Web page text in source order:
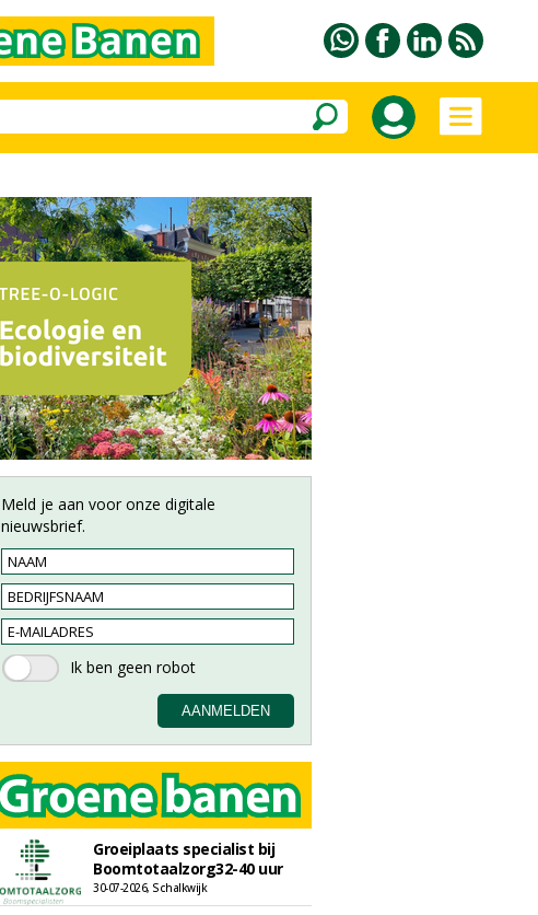
Meld je aan voor onze digitale
nieuwsbrief.
Groeiplaats specialist bij
Boomtotaalzorg32-40 uur
30-07-2026, Schalkwijk